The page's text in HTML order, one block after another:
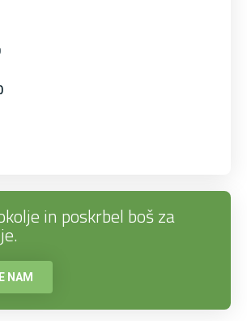
in poskrbel boš za
NAM